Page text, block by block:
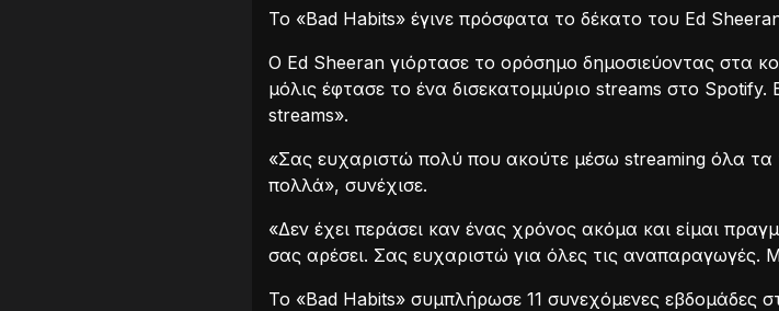
Το «Bad Habits» έγινε πρόσφατα το δέκατο του Ed
Ο Ed Sheeran γιόρτασε το ορόσημο δημοσιεύοντας στα
μόλις έφτασε το ένα δισεκατομμύριο streams στο
streams».
«Σας ευχαριστώ πολύ που ακούτε μέσω streaming όλα τα
πολλά», συνέχισε.
«Δεν έχει περάσει καν ένας χρόνος ακόμα και είμαι
σας αρέσει. Σας ευχαριστώ για όλες τις αναπαραγωγές.
Το «Bad Habits» συμπλήρωσε 11 συνεχόμενες εβδομάδες